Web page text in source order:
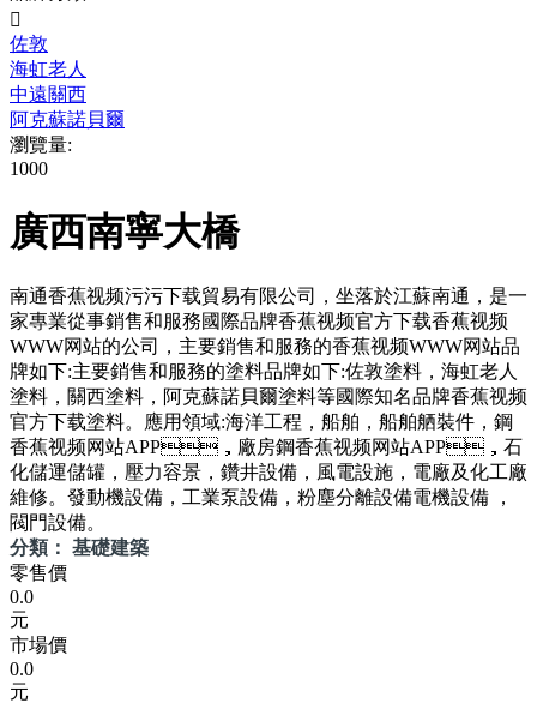

佐敦
海虹老人
中遠關西
阿克蘇諾貝爾
瀏覽量:
1000
廣西南寧大橋
南通香蕉视频污污下载貿易有限公司，坐落於江蘇南通，是一
家專業從事銷售和服務國際品牌香蕉视频官方下载香蕉视频
WWW网站的公司，主要銷售和服務的香蕉视频WWW网站品
牌如下:主要銷售和服務的塗料品牌如下:佐敦塗料，海虹老人
塗料，關西塗料，阿克蘇諾貝爾塗料等國際知名品牌香蕉视频
官方下载塗料。應用領域:海洋工程，船舶，船舶舾裝件，鋼
香蕉视频网站APP，廠房鋼香蕉视频网站APP，石
化儲運儲罐，壓力容景，鑽井設備，風電設施，電廠及化工廠
維修。發動機設備，工業泵設備，粉塵分離設備電機設備 ，
閥門設備。
分類： 基礎建築
零售價
0.0
元
市場價
0.0
元